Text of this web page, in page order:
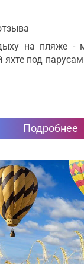
на пляже -
яхте под
Подробнее